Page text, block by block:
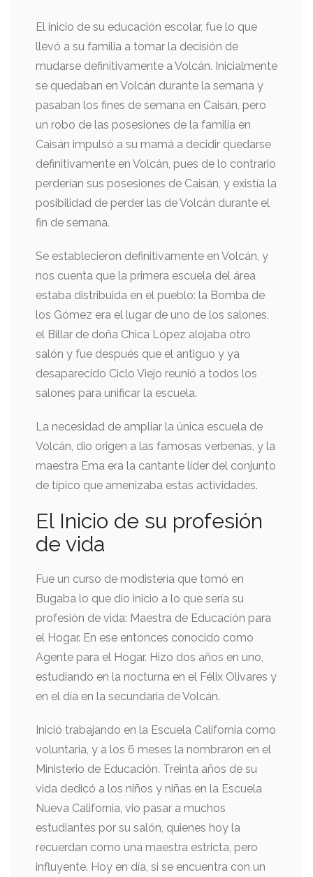
El inicio de su educación escolar, fue lo que
llevó a su familia a tomar la decisión de
mudarse definitivamente a Volcán. Inicialmente
se quedaban en Volcán durante la semana y
pasaban los fines de semana en Caisán, pero
un robo de las posesiones de la familia en
Caisán impulsó a su mamá a decidir quedarse
definitivamente en Volcán, pues de lo contrario
perderían sus posesiones de Caisán, y existía la
posibilidad de perder las de Volcán durante el
fin de semana.
Se establecieron definitivamente en Volcán, y
nos cuenta que la primera escuela del área
estaba distribuida en el pueblo: la Bomba de
los Gómez era el lugar de uno de los salones,
el Billar de doña Chica López alojaba otro
salón y fue después que el antiguo y ya
desaparecido Ciclo Viejo reunió a todos los
salones para unificar la escuela.
La necesidad de ampliar la única escuela de
Volcán, dio origen a las famosas verbenas, y la
maestra Ema era la cantante líder del conjunto
de típico que amenizaba estas actividades.
El Inicio de su profesión
de vida
Fue un curso de modistería que tomó en
Bugaba lo que dio inicio a lo que sería su
profesión de vida: Maestra de Educación para
el Hogar. En ese entonces conocido como
Agente para el Hogar. Hizo dos años en uno,
estudiando en la nocturna en el Félix Olivares y
en el día en la secundaria de Volcán.
Inició trabajando en la Escuela California como
voluntaria, y a los 6 meses la nombraron en el
Ministerio de Educación. Treinta años de su
vida dedicó a los niños y niñas en la Escuela
Nueva California, vio pasar a muchos
estudiantes por su salón, quienes hoy la
recuerdan como una maestra estricta, pero
influyente. Hoy en día, si se encuentra con un